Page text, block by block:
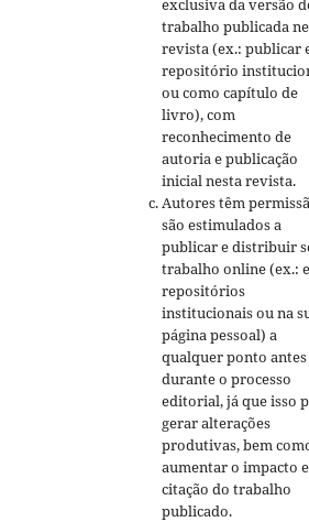
exclusiva da versão
trabalho publicada
revista (ex.: publicar
repositório
ou como capítulo de
livro), com
reconhecimento de
autoria e publicação
inicial nesta revista.
Autores têm
são estimulados a
publicar e distribuir
trabalho online (ex.:
repositórios
institucionais ou na
página pessoal) a
qualquer ponto
durante o processo
editorial, já que isso
gerar alterações
produtivas, bem
aumentar o impacto
citação do trabalho
publicado.